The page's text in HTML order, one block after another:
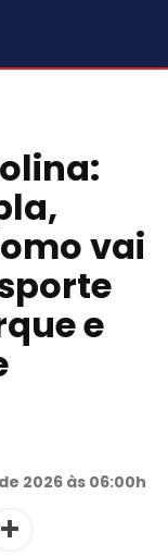
vai
e
2026 às 06:00h